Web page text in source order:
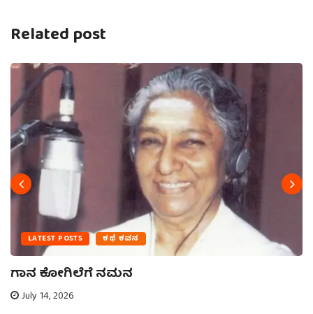
Related post
LATEST POSTS ಕಥೆ ಕವನ
ಗಾನ ಕೋಗಿಲೆಗೆ ನಮನ
July 14, 2026